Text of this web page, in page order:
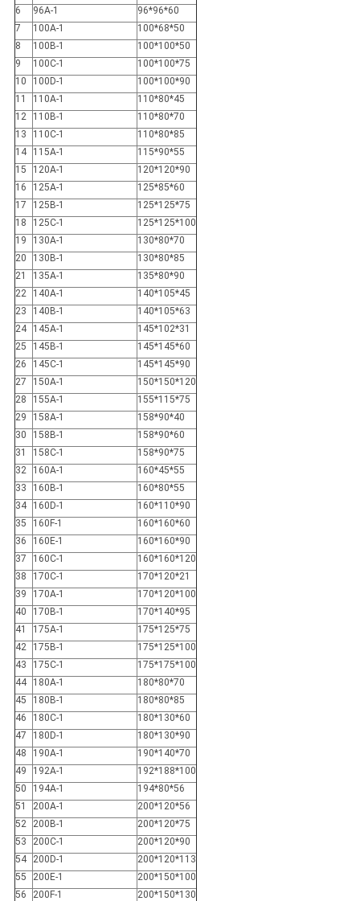
6 96A-1
96*96*60
7
100A-1
100*68*50
8
100B-1
100*100*50
9
100C-1
100*100*75
10
100D-1
100*100*90
11
110A-1
110*80*45
12
110B-1
110*80*70
13
110C-1
110*80*85
14
115A-1
115*90*55
15
120A-1
120*120*90
16
125A-1
125*85*60
17
125B-1
125*125*75
18
125C-1
125*125*100
19
130A-1
130*80*70
20
130B-1
130*80*85
21
135A-1
135*80*90
22
140A-1
140*105*45
23
140B-1
140*105*63
24
145A-1
145*102*31
25
145B-1
145*145*60
26
145C-1
145*145*90
27
150A-1
150*150*120
28
155A-1
155*115*75
29
158A-1
158*90*40
30
158B-1
158*90*60
31
158C-1
158*90*75
32
160A-1
160*45*55
33
160B-1
160*80*55
34
160D-1
160*110*90
35
160F-1
160*160*60
36
160E-1
160*160*90
37
160C-1
160*160*120
38
170C-1
170*120*21
39
170A-1
170*120*100
40
170B-1
170*140*95
41
175A-1
175*125*75
42
175B-1
175*125*100
43
175C-1
175*175*100
44
180A-1
180*80*70
45
180B-1
180*80*85
46
180C-1
180*130*60
47
180D-1
180*130*90
48
190A-1
190*140*70
49
192A-1
192*188*100
50
194A-1
194*80*56
51
200A-1
200*120*56
52
200B-1
200*120*75
53
200C-1
200*120*90
54
200D-1
200*120*113
55
200E-1
200*150*100
56
200F-1
200*150*130